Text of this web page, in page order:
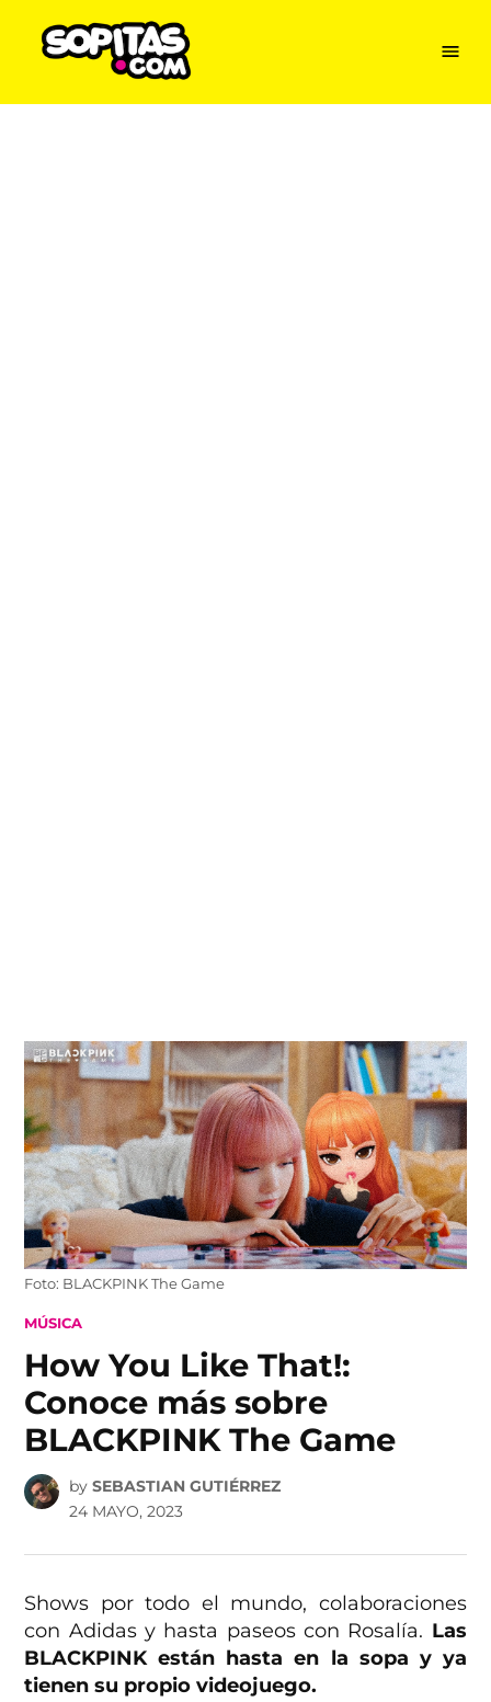
content
Menu
Foto: BLACKPINK The Game
POSTED
MÚSICA
How You Like That!:
Conoce más sobre
BLACKPINK The Game
by SEBASTIAN GUTIÉRREZ
24 MAYO, 2023
Shows por todo el mundo, colaboraciones
con Adidas y hasta paseos con Rosalía. Las
BLACKPINK están hasta en la sopa y ya
tienen su propio videojuego.